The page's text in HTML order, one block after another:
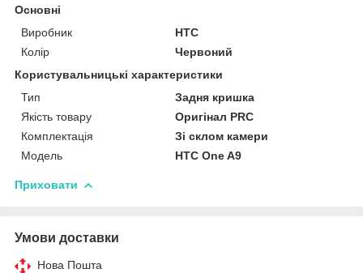
Основні
Виробник
HTC
Колір
Червоний
Користувальницькі характеристики
Тип
Задня кришка
Якість товару
Оригінал PRC
Комплектація
Зі склом камери
Мoдель
HTC One A9
Приховати
Умови доставки
Нова Пошта